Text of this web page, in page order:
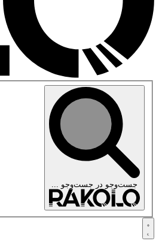
جست‌وجو در جست‌وجو ...